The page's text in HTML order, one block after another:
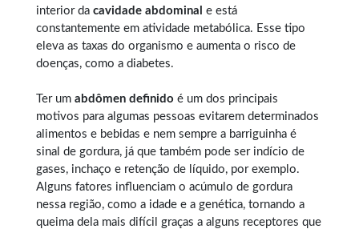
interior da cavidade abdominal e está
constantemente em atividade metabólica. Esse tipo
eleva as taxas do organismo e aumenta o risco de
doenças, como a diabetes.
Ter um abdômen definido é um dos principais
motivos para algumas pessoas evitarem determinados
alimentos e bebidas e nem sempre a barriguinha é
sinal de gordura, já que também pode ser indício de
gases, inchaço e retenção de líquido, por exemplo.
Alguns fatores influenciam o acúmulo de gordura
nessa região, como a idade e a genética, tornando a
queima dela mais difícil graças a alguns receptores que